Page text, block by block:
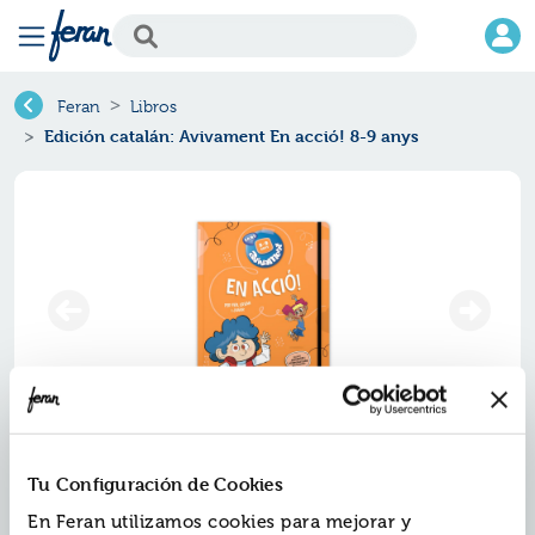
Tu Configuración de Cookies
En Feran utilizamos cookies para mejorar y
Feran Libros
Edición catalán: Avivament En acció! 8-9 anys
acció! 8-9 anys